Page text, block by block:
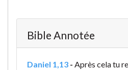
Bible Annotée
Daniel 1,13 - Après cela tu